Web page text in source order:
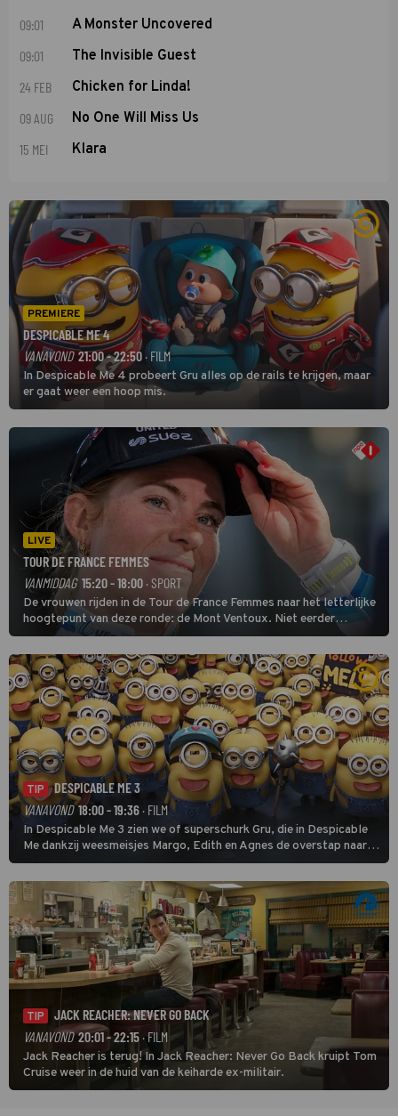
09:01 A Monster Uncovered
09:01 The Invisible Guest
24 FEB Chicken for Linda!
09 AUG No One Will Miss Us
15 MEI Klara
PREMIERE
DESPICABLE ME 4
VANAVOND 21:00 - 22:50 · FILM
In Despicable Me 4 probeert Gru alles op de rails te krijgen, maar
er gaat weer een hoop mis.
LIVE
TOUR DE FRANCE FEMMES
VANMIDDAG 15:20 - 18:00 · SPORT
De vrouwen rijden in de Tour de France Femmes naar het letterlijke
hoogtepunt van deze ronde: de Mont Ventoux. Niet eerder
finishten de vrouwen voor deze koers op deze kale col uit de
buitencategorie. De aanloop naar de slotklim is vlak.
TIP
DESPICABLE ME 3
VANAVOND 18:00 - 19:36· FILM
In Despicable Me 3 zien we of superschurk Gru, die in Despicable
Me dankzij weesmeisjes Margo, Edith en Agnes de overstap naar
het rechte pad maakte, ook op dat pad weet te blijven.
TIP
JACK REACHER: NEVER GO BACK
VANAVOND 20:01 - 22:15· FILM
Jack Reacher is terug! In Jack Reacher: Never Go Back kruipt Tom
Cruise weer in de huid van de keiharde ex-militair.